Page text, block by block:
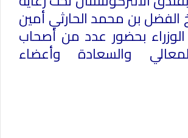
الفضل بن محمد الحارثي أمين
بحضور عدد من أصحاب
والسعادة وأعضاء